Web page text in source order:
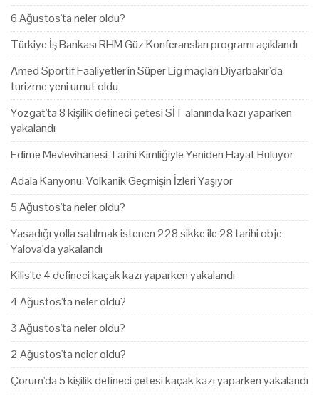
6 Ağustos'ta neler oldu?
Türkiye İş Bankası RHM Güz Konferansları programı açıklandı
Amed Sportif Faaliyetler'in Süper Lig maçları Diyarbakır'da
turizme yeni umut oldu
Yozgat'ta 8 kişilik defineci çetesi SİT alanında kazı yaparken
yakalandı
Edirne Mevlevihanesi Tarihi Kimliğiyle Yeniden Hayat Buluyor
Adala Kanyonu: Volkanik Geçmişin İzleri Yaşıyor
5 Ağustos'ta neler oldu?
Yasadığı yolla satılmak istenen 228 sikke ile 28 tarihi obje
Yalova'da yakalandı
Kilis'te 4 defineci kaçak kazı yaparken yakalandı
4 Ağustos'ta neler oldu?
3 Ağustos'ta neler oldu?
2 Ağustos'ta neler oldu?
Çorum'da 5 kişilik defineci çetesi kaçak kazı yaparken yakalandı